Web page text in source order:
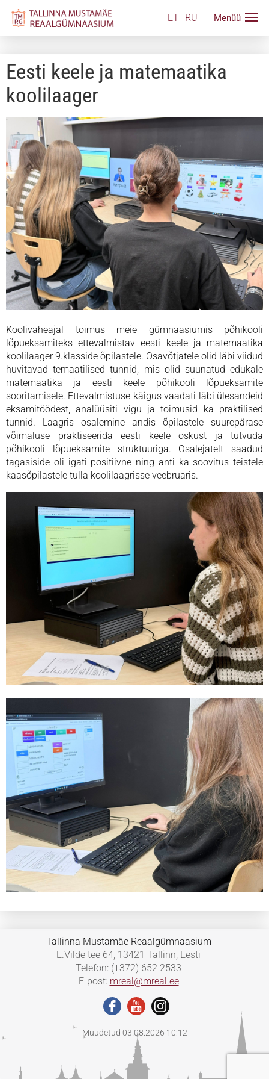
ET RU
Eesti keele ja matemaatika
koolilaager
Koolivaheajal toimus meie gümnaasiumis põhikooli
lõpueksamiteks ettevalmistav eesti keele ja matemaatika
koolilaager 9.klasside õpilastele. Osavõtjatele olid läbi viidud
huvitavad temaatilised tunnid, mis olid suunatud edukale
matemaatika ja eesti keele põhikooli lõpueksamite
sooritamisele. Ettevalmistuse käigus vaadati läbi ülesandeid
eksamitöödest, analüüsiti vigu ja toimusid ka praktilised
tunnid. Laagris osalemine andis õpilastele suurepärase
võimaluse praktiseerida eesti keele oskust ja tutvuda
põhikooli lõpueksamite struktuuriga. Osalejatelt saadud
tagasiside oli igati positiivne ning anti ka soovitus teistele
kaasõpilastele tulla koolilaagrisse veebruaris.
Tallinna Mustamäe Reaalgümnaasium
E.Vilde tee 64, 13421 Tallinn, Eesti
Telefon: (+372) 652 2533
E-post: mreal@mreal.ee
Muudetud 03.08.2026 10:12